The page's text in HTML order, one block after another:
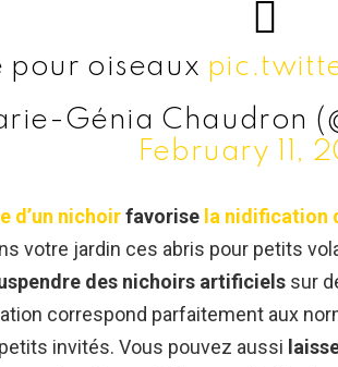
pour oiseaux
Génia Chaudron
February 11,
d’un nichoirfavorise la nidification
votre jardin ces abris pour petits
des nichoirs artificiels sur
correspond parfaitement aux
invités. Vous pouvez aussi